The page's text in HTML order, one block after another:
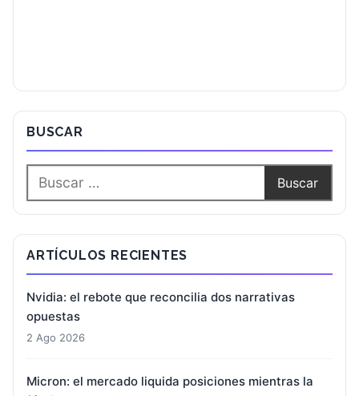
BUSCAR
ARTÍCULOS RECIENTES
Nvidia: el rebote que reconcilia dos narrativas
opuestas
2 Ago 2026
Micron: el mercado liquida posiciones mientras la